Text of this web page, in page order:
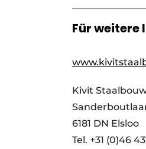
Für weitere
Kivit
6181 DN Elsloo
Tel. +31 (0)46